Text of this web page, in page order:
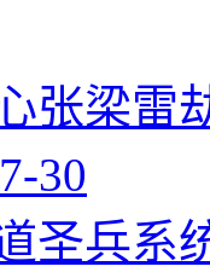
张梁雷
30
圣兵系